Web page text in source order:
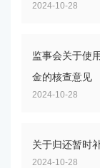
2024-10-28
2024-10-28
监事会关于使
金的核查意见
2024-10-28
关于归还暂时